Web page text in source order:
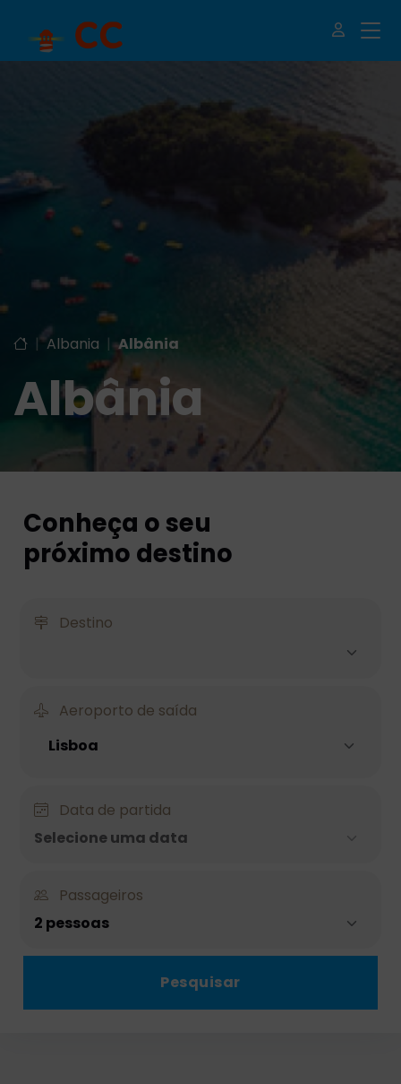
| Albania | Albânia
Albânia
Conheça o seu
próximo destino
Destino
Aeroporto de saída
Data de partida
Selecione uma data
Passageiros
2 pessoas
Pesquisar